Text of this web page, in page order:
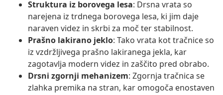
Struktura iz borovega lesa: Drsna vrata so
narejena iz trdnega borovega lesa, ki jim daje
naraven videz in skrbi za moč ter stabilnost.
Prašno lakirano jeklo: Tako vrata kot tračnice so
iz vzdržljivega prašno lakiranega jekla, kar
zagotavlja modern videz in zaščito pred obrabo.
Drsni zgornji mehanizem: Zgornja tračnica se
zlahka premika na stran, kar omogoča enostaven